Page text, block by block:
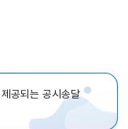
공되는 공시송달